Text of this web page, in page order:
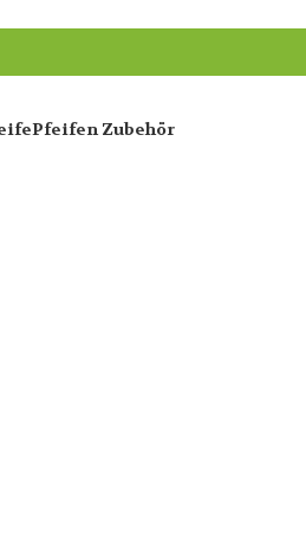
Pfeifen Zubehör